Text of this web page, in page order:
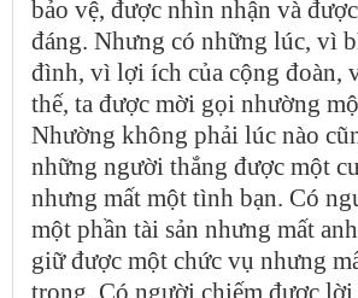
bảo vệ, được nhìn nhận và
đáng. Nhưng có những lúc, vì
đình, vì lợi ích của cộng đoàn,
thế, ta được mời gọi nhường
Nhường không phải lúc nào
những người thắng được một
nhưng mất một tình bạn. Có
một phần tài sản nhưng mất
giữ được một chức vụ nhưng